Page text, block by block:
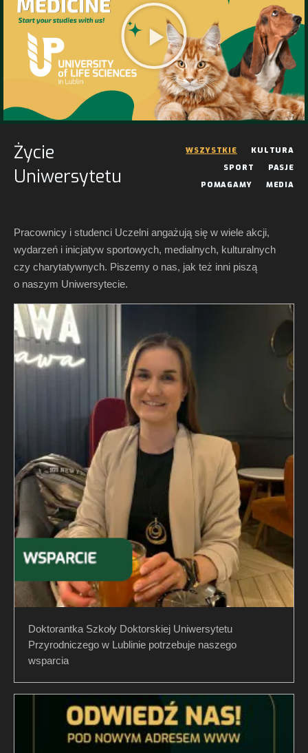
Życie
Uniwersytetu
WSZYSTKIE
KULTURA
SPORT
PASJE
POMAGAMY
MEDIA
Pracownicy i studenci Uczelni angażują się w wiele akcji,
wydarzeń i inicjatyw sportowych, medialnych, kulturalnych
czy charytatywnych. Piszemy o nas, jak też inni piszą
o naszym Uniwersytecie.
Doktorantka Szkoły Doktorskiej Uniwersytetu
Przyrodniczego w Lublinie potrzebuje naszego
wsparcia